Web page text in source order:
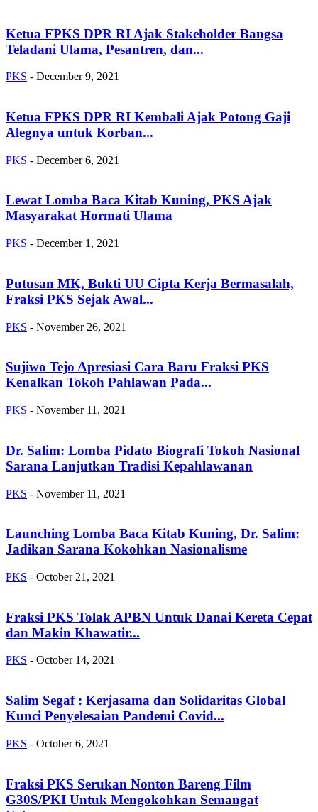
Ketua FPKS DPR RI Ajak Stakeholder Bangsa
Teladani Ulama, Pesantren, dan...
PKS - December 9, 2021
Ketua FPKS DPR RI Kembali Ajak Potong Gaji
Alegnya untuk Korban...
PKS - December 6, 2021
Lewat Lomba Baca Kitab Kuning, PKS Ajak
Masyarakat Hormati Ulama
PKS - December 1, 2021
Putusan MK, Bukti UU Cipta Kerja Bermasalah,
Fraksi PKS Sejak Awal...
PKS - November 26, 2021
Sujiwo Tejo Apresiasi Cara Baru Fraksi PKS
Kenalkan Tokoh Pahlawan Pada...
PKS - November 11, 2021
Dr. Salim: Lomba Pidato Biografi Tokoh Nasional
Sarana Lanjutkan Tradisi Kepahlawanan
PKS - November 11, 2021
Launching Lomba Baca Kitab Kuning, Dr. Salim:
Jadikan Sarana Kokohkan Nasionalisme
PKS - October 21, 2021
Fraksi PKS Tolak APBN Untuk Danai Kereta Cepat
dan Makin Khawatir...
PKS - October 14, 2021
Salim Segaf : Kerjasama dan Solidaritas Global
Kunci Penyelesaian Pandemi Covid...
PKS - October 6, 2021
Fraksi PKS Serukan Nonton Bareng Film
G30S/PKI Untuk Mengokohkan Semangat